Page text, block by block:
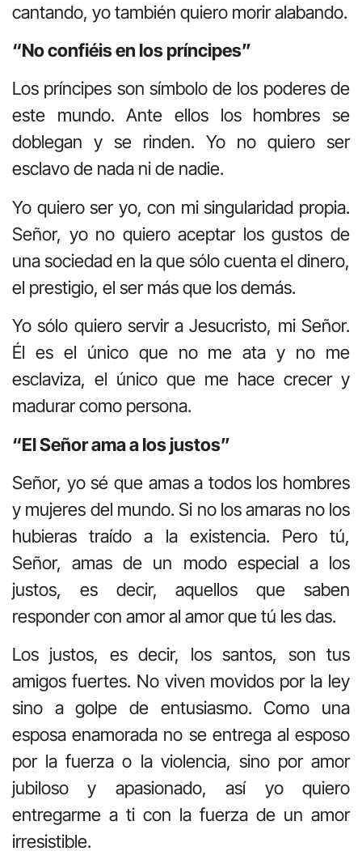
cantando, yo también quiero morir alabando.
“No confiéis en los príncipes”
Los príncipes son símbolo de los poderes de
este mundo. Ante ellos los hombres se
doblegan y se rinden. Yo no quiero ser
esclavo de nada ni de nadie.
Yo quiero ser yo, con mi singularidad propia.
Señor, yo no quiero aceptar los gustos de
una sociedad en la que sólo cuenta el dinero,
el prestigio, el ser más que los demás.
Yo sólo quiero servir a Jesucristo, mi Señor.
Él es el único que no me ata y no me
esclaviza, el único que me hace crecer y
madurar como persona.
“El Señor ama a los justos”
Señor, yo sé que amas a todos los hombres
y mujeres del mundo. Si no los amaras no los
hubieras traído a la existencia. Pero tú,
Señor, amas de un modo especial a los
justos, es decir, aquellos que saben
responder con amor al amor que tú les das.
Los justos, es decir, los santos, son tus
amigos fuertes. No viven movidos por la ley
sino a golpe de entusiasmo. Como una
esposa enamorada no se entrega al esposo
por la fuerza o la violencia, sino por amor
jubiloso y apasionado, así yo quiero
entregarme a ti con la fuerza de un amor
irresistible.